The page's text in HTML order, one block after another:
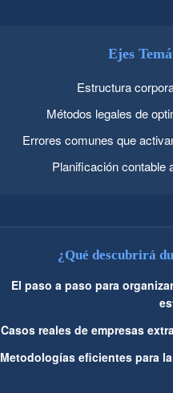
Ejes
Estructura
Métodos legales de
Errores comunes que
Planificación contable
¿Qué descubrirá
El paso a paso para
Casos reales de empresas
Metodologías eficientes para